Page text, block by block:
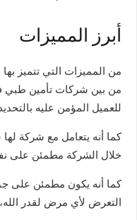
أبرز المميزات
من المميزات التي تتميز
من بين شركات تأمين طبي
للعميل المؤمن عليه
كما أنه يتعامل مع شركة
خلال الشركة مطمئن على
كما أنه يكون مطمئن على
التعرض لأي مرض لقدر